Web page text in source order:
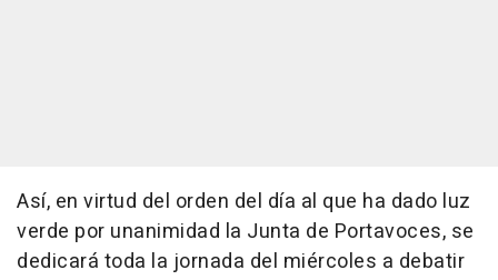
Así, en virtud del orden del día al que ha dado luz
verde por unanimidad la Junta de Portavoces, se
dedicará toda la jornada del miércoles a debatir